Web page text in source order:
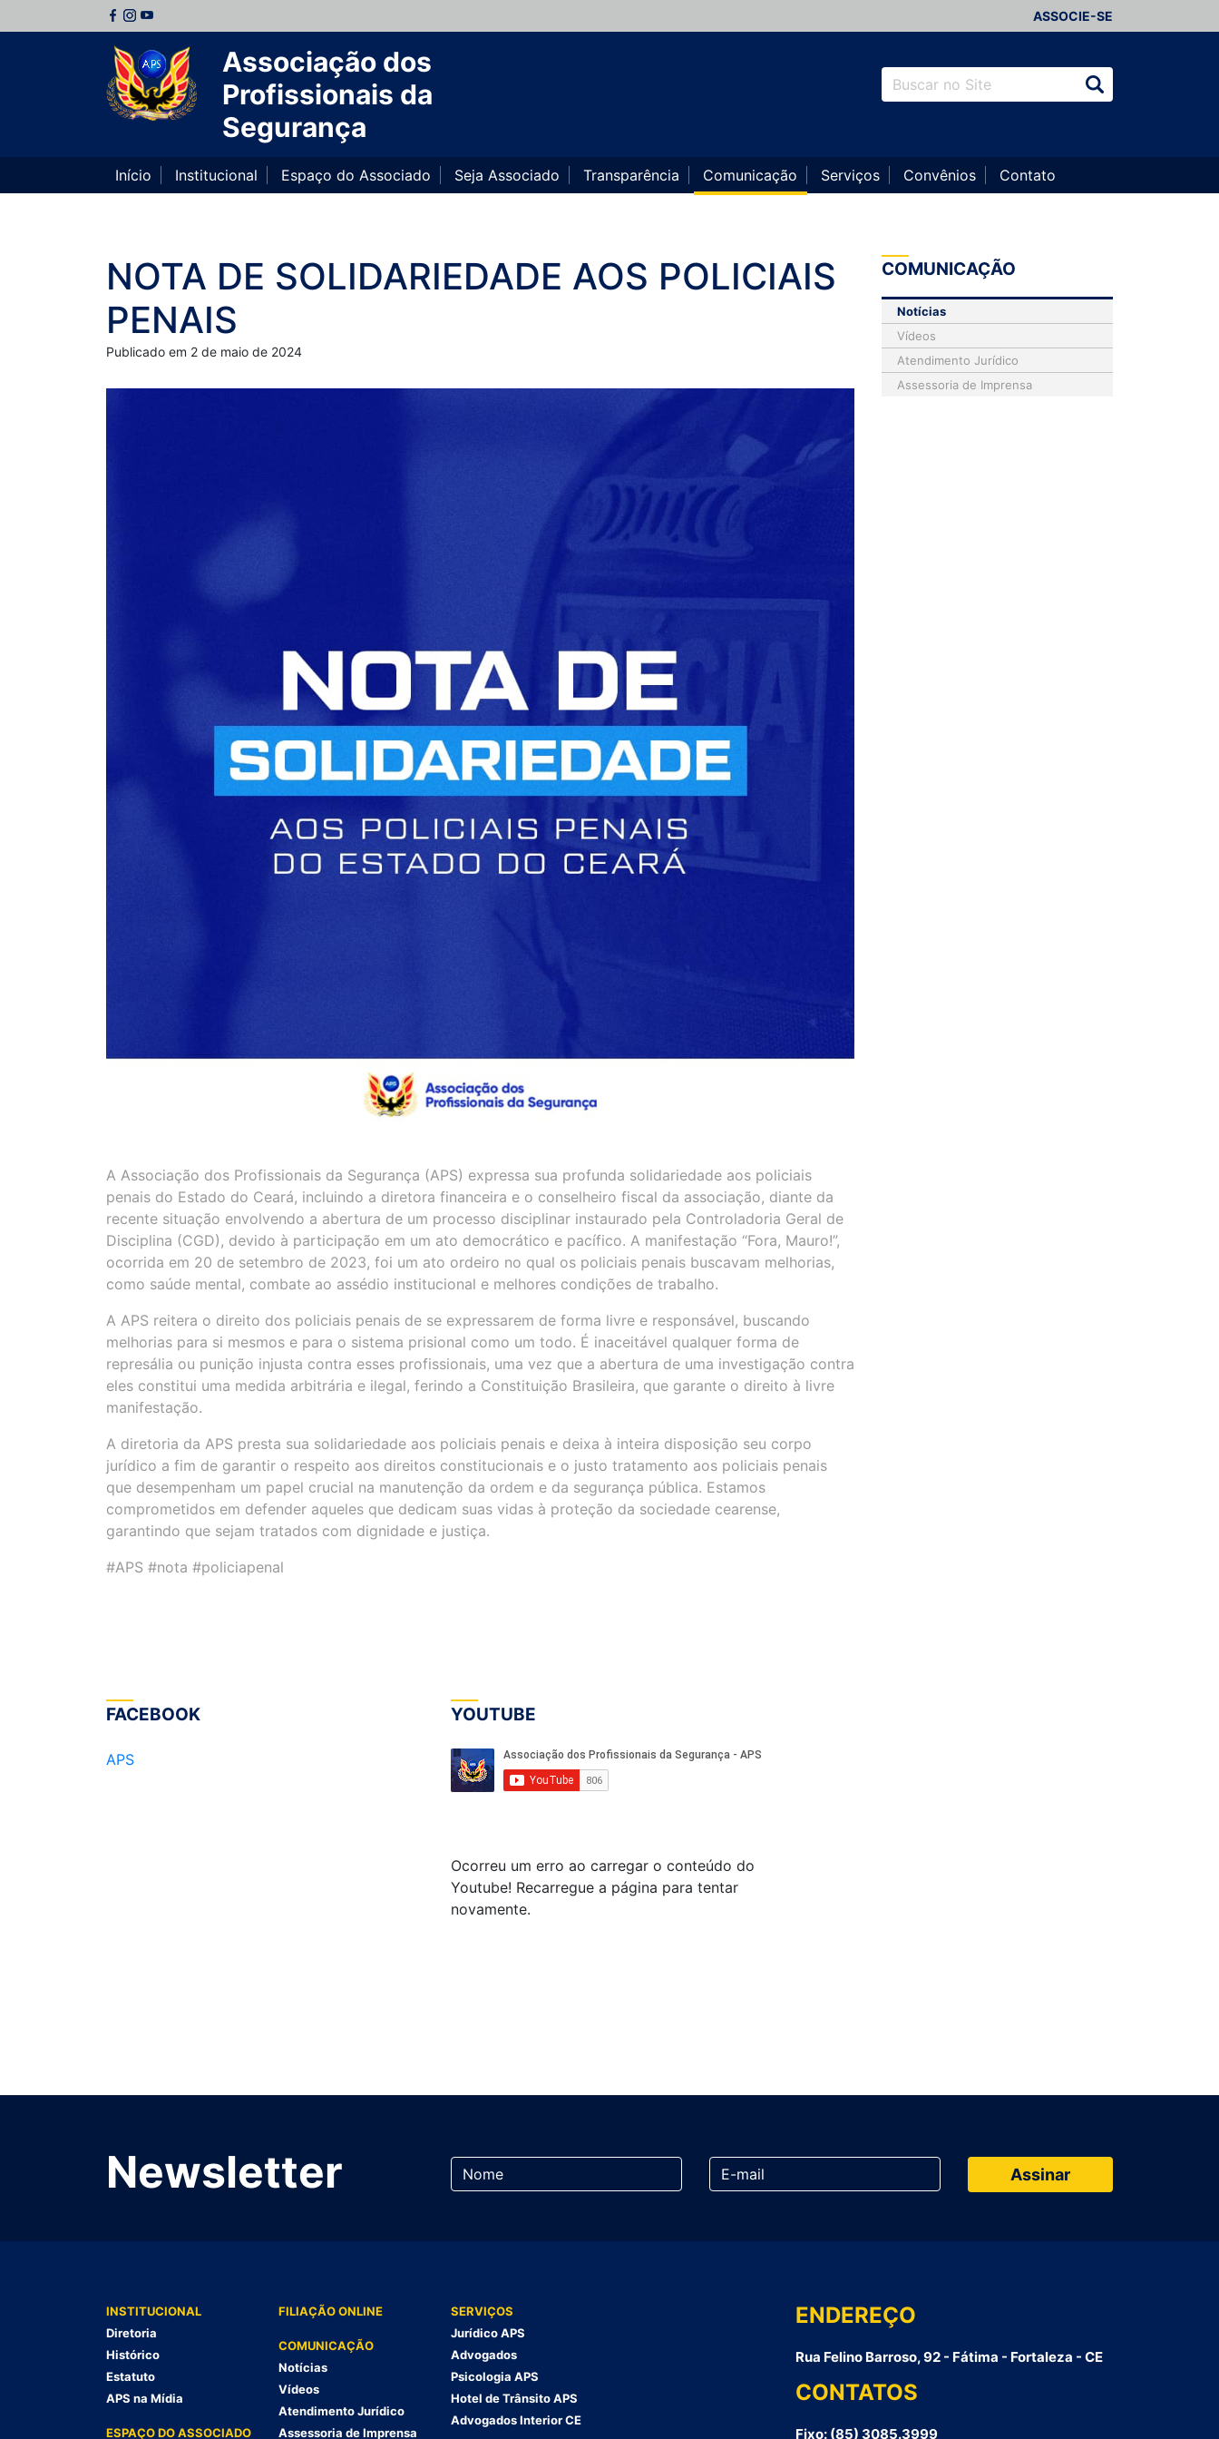
ASSOCIE-SE
Associação dos
Profissionais da
Segurança
Início Institucional Espaço do Associado Seja Associado Transparência Comunicação Serviços Convênios Contato
NOTA DE SOLIDARIEDADE AOS POLICIAIS
PENAIS
Publicado em 2 de maio de 2024
A Associação dos Profissionais da Segurança (APS) expressa sua profunda solidariedade aos policiais
penais do Estado do Ceará, incluindo a diretora financeira e o conselheiro fiscal da associação, diante da
recente situação envolvendo a abertura de um processo disciplinar instaurado pela Controladoria Geral de
Disciplina (CGD), devido à participação em um ato democrático e pacífico. A manifestação “Fora, Mauro!”,
ocorrida em 20 de setembro de 2023, foi um ato ordeiro no qual os policiais penais buscavam melhorias,
como saúde mental, combate ao assédio institucional e melhores condições de trabalho.
A APS reitera o direito dos policiais penais de se expressarem de forma livre e responsável, buscando
melhorias para si mesmos e para o sistema prisional como um todo. É inaceitável qualquer forma de
represália ou punição injusta contra esses profissionais, uma vez que a abertura de uma investigação contra
eles constitui uma medida arbitrária e ilegal, ferindo a Constituição Brasileira, que garante o direito à livre
manifestação.
A diretoria da APS presta sua solidariedade aos policiais penais e deixa à inteira disposição seu corpo
jurídico a fim de garantir o respeito aos direitos constitucionais e o justo tratamento aos policiais penais
que desempenham um papel crucial na manutenção da ordem e da segurança pública. Estamos
comprometidos em defender aqueles que dedicam suas vidas à proteção da sociedade cearense,
garantindo que sejam tratados com dignidade e justiça.
#APS #nota #policiapenal
COMUNICAÇÃO
Notícias
Vídeos
Atendimento Jurídico
Assessoria de Imprensa
FACEBOOK
APS
YOUTUBE
Ocorreu um erro ao carregar o conteúdo do
Youtube! Recarregue a página para tentar
novamente.
Newsletter
INSTITUCIONAL
Diretoria
Histórico
Estatuto
APS na Mídia
ESPAÇO DO ASSOCIADO
FILIAÇÃO ONLINE
COMUNICAÇÃO
Notícias
Vídeos
Atendimento Jurídico
Assessoria de Imprensa
SERVIÇOS
Jurídico APS
Advogados
Psicologia APS
Hotel de Trânsito APS
Advogados Interior CE
ENDEREÇO
Rua Felino Barroso, 92 - Fátima - Fortaleza - CE
CONTATOS
Fixo: (85) 3085.3999